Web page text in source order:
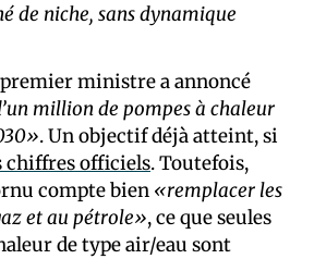
de niche, sans dynamique
ministre a annoncé
million de pompes à chaleur
. Un objectif déjà atteint, si
chiffres officiels. Toutefois,
compte bien «remplacer les
et au pétrole», ce que seules
de type air/eau sont